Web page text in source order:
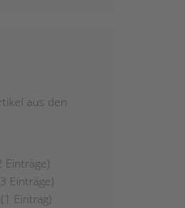
aus den
Einträge)
Einträge)
Eintrag)